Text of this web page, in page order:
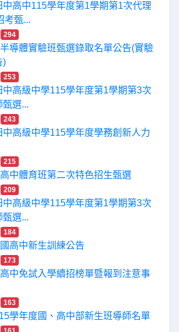
中高中115學年度第1學期第1次代理
考甄...
294
導體實驗班甄選錄取名單公告(實驗
)
253
中高級中學115學年度第1學期第3次
選...
243
中高級中學115學年度學務創新人力
215
中體育班第二次特色招生甄選
209
中高級中學115學年度第1學期第3次
選...
184
高中新生訓練公告
173
中免試入學續招榜單暨報到注意事
163
學年度國、高中部新生班導師名單